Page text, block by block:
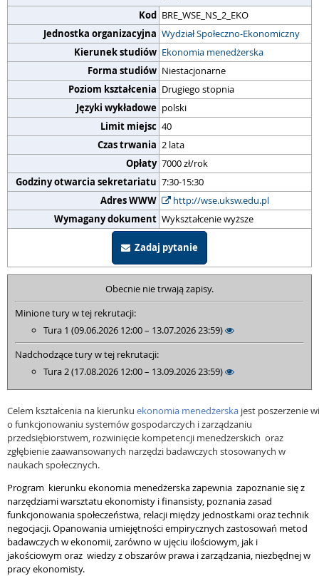
Kod BRE_WSE_NS_2_EKO
Jednostka organizacyjna Wydział Społeczno-Ekonomiczny
Kierunek studiów Ekonomia menedżerska
Forma studiów Niestacjonarne
Poziom kształcenia Drugiego stopnia
Języki wykładowe polski
Limit miejsc 40
Czas trwania 2 lata
Opłaty 7000 zł/rok
Godziny otwarcia sekretariatu 7:30-15:30
Adres WWW
http://wse.uksw.edu.pl
Wymagany dokument Wykształcenie wyższe
Zadaj pytanie
Obecnie nie trwają zapisy.
Minione tury w tej rekrutacji:
Tura 1 (09.06.2026 12:00 – 13.07.2026 23:59)
Nadchodzące tury w tej rekrutacji:
Tura 2 (17.08.2026 12:00 – 13.09.2026 23:59)
Celem kształcenia na kierunku ekonomia menedżerska jest poszerzenie
o funkcjonowaniu systemów gospodarczych i zarządzaniu
przedsiębiorstwem, rozwinięcie kompetencji menedżerskich oraz
zgłębienie zaawansowanych narzędzi badawczych stosowanych w
naukach społecznych.
Program kierunku ekonomia menedżerska zapewnia zapoznanie się z
narzędziami warsztatu ekonomisty i finansisty, poznania zasad
funkcjonowania społeczeństwa, relacji między jednostkami oraz technik
negocjacji. Opanowania umiejętności empirycznych zastosowań metod
badawczych w ekonomii, zarówno w ujęciu ilościowym, jak i
jakościowym oraz wiedzy z obszarów prawa i zarządzania, niezbędnej w
pracy ekonomisty.